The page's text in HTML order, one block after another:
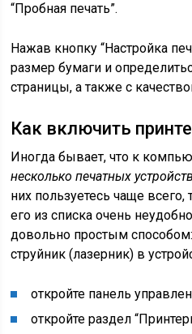
“Пробная печать”.
Нажав кнопку “Настройка
размер бумаги и
страницы, а также с
Как включить
Иногда бывает, что к
несколько печатных
них пользуетесь чаще всего,
его из списка очень
довольно простым
струйник (лазерник) в
откройте панель
откройте раздел